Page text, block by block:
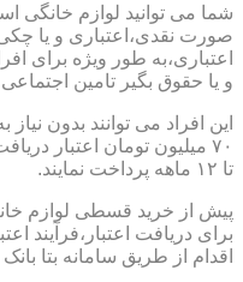
شما می توانید لوازم خانگی
صورت نقدی،اعتباری و یا
اعتباری،به طور ویژه برای
و یا حقوق بگیر تامین
این افراد می توانند بدون
تا ۱۲ ماهه پرداخت نمایند.
پیش از خرید قسطی لوازم
برای دریافت اعتبار،فرآیند
اقدام از طریق سامانه بتا